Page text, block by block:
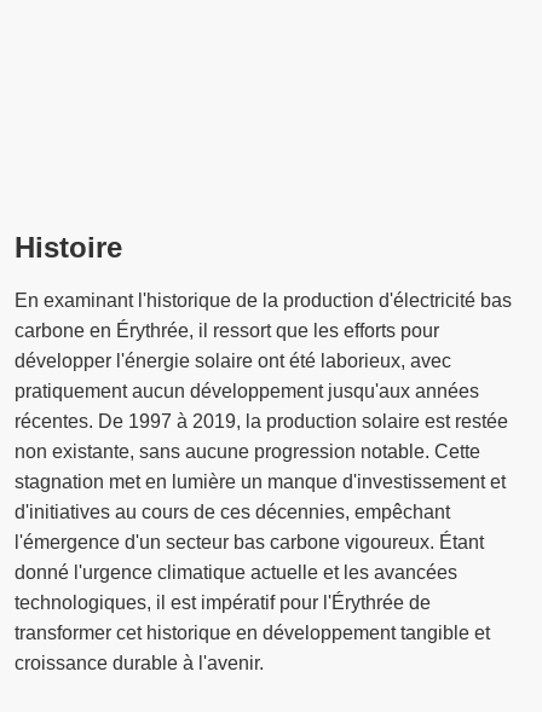
Histoire
En examinant l'historique de la production d'électricité bas
carbone en Érythrée, il ressort que les efforts pour
développer l'énergie solaire ont été laborieux, avec
pratiquement aucun développement jusqu'aux années
récentes. De 1997 à 2019, la production solaire est restée
non existante, sans aucune progression notable. Cette
stagnation met en lumière un manque d'investissement et
d'initiatives au cours de ces décennies, empêchant
l'émergence d'un secteur bas carbone vigoureux. Étant
donné l'urgence climatique actuelle et les avancées
technologiques, il est impératif pour l'Érythrée de
transformer cet historique en développement tangible et
croissance durable à l'avenir.